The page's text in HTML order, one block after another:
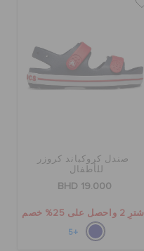
صندل كروكباند كروزر
للأطفال
BHD 19.000
اشترِ 2 واحصل على 25% خصم
+5